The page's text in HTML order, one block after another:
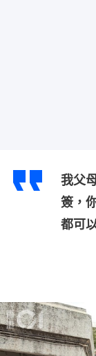
我父
簽，
都可